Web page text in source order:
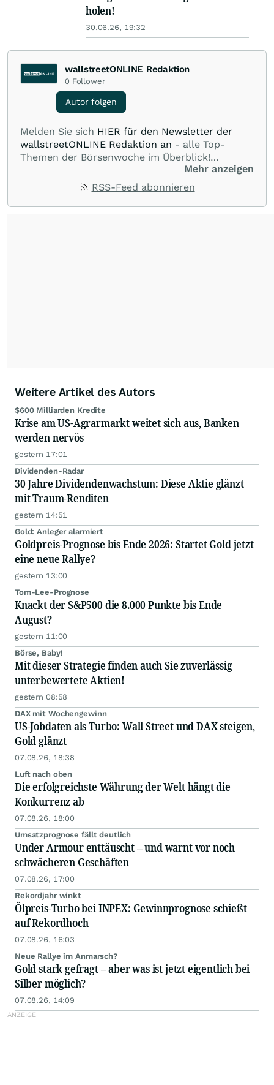
holen!
30.06.26, 19:32
wallstreetONLINE Redaktion
0 Follower
Autor folgen
Melden Sie sich HIER für den Newsletter der
wallstreetONLINE Redaktion an - alle Top-
Themen der Börsenwoche im Überblick!
Verpassen Sie kein wichtiges Anleger-Thema!Für
Beiträge auf diesem journalistischen Channel ist
Redaktion verantwortlich. Die Fachjournalisten
Mehr anzeigen
RSS-Feed abonnieren
Weitere Artikel des Autors
$600 Milliarden Kredite
Krise am US-Agrarmarkt weitet sich aus, Banken
werden nervös
gestern 17:01
Dividenden-Radar
30 Jahre Dividendenwachstum: Diese Aktie glänzt
mit Traum-Renditen
gestern 14:51
Gold: Anleger alarmiert
Goldpreis-Prognose bis Ende 2026: Startet Gold jetzt
eine neue Rallye?
gestern 13:00
Tom-Lee-Prognose
Knackt der S&P500 die 8.000 Punkte bis Ende
August?
gestern 11:00
Börse, Baby!
Mit dieser Strategie finden auch Sie zuverlässig
unterbewertete Aktien!
gestern 08:58
DAX mit Wochengewinn
US-Jobdaten als Turbo: Wall Street und DAX steigen,
Gold glänzt
07.08.26, 18:38
Luft nach oben
Die erfolgreichste Währung der Welt hängt die
Konkurrenz ab
07.08.26, 18:00
Umsatzprognose fällt deutlich
Under Armour enttäuscht – und warnt vor noch
schwächeren Geschäften
07.08.26, 17:00
Rekordjahr winkt
Ölpreis-Turbo bei INPEX: Gewinnprognose schießt
auf Rekordhoch
07.08.26, 16:03
Neue Rallye im Anmarsch?
Gold stark gefragt – aber was ist jetzt eigentlich bei
Silber möglich?
07.08.26, 14:09